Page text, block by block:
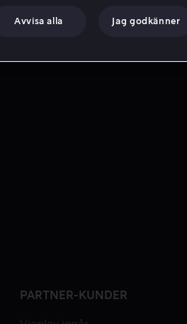
PARTNER-KUNDER
Avvisa alla Jag godkänner